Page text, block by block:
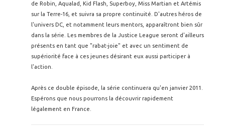
de Robin, Aqualad, Kid Flash, Superboy, Miss Martian et Artémis
sur la Terre-16, et suivra sa propre continuité. D'autres héros de
l'univers DC, et notamment leurs mentors, apparaîtront bien sûr
dans la série. Les membres de la Justice League seront d'ailleurs
présents en tant que "rabat-joie" et avec un sentiment de
supériorité face à ces jeunes désirant eux aussi participer à
l'action.
Après ce double épisode, la série continuera qu'en janvier 2011.
Espérons que nous pourrons la découvrir rapidement
légalement en France.